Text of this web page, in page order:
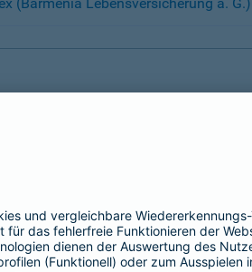
RUG)*
(Barmenia Konzern)